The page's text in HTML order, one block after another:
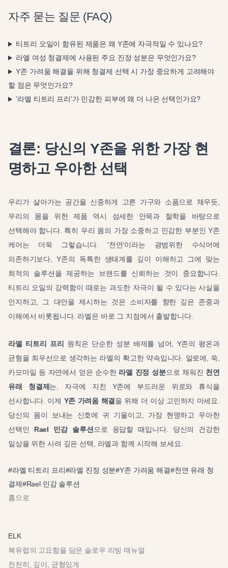
자주 묻는 질문 (FAQ)
티트리 오일이 함유된 제품은 왜 Y존에 자극적일 수 있나요?
라엘 여성 청결제에 사용된 주요 진정 성분은 무엇인가요?
Y존 가려움 해결을 위해 청결제 선택 시 가장 중요하게 고려해야
할 점은 무엇인가요?
'라엘 티트리 프리'가 민감한 피부에 왜 더 나은 선택인가요?
결론: 당신의 Y존을 위한 가장 현
명하고 우아한 선택
우리가 살아가는 공간을 신중하게 고른 가구와 소품으로 채우듯,
우리의 몸을 위한 제품 역시 섬세한 안목과 철학을 바탕으로
선택해야 합니다. 특히 우리 몸의 가장 소중하고 민감한 부분인 Y존
케어는 더욱 그렇습니다. '천연'이라는 광범위한 수식어에
의존하기보다, Y존의 독특한 생태계를 깊이 이해하고 그에 맞는
최적의 솔루션을 제공하는 브랜드를 신뢰하는 것이 중요합니다.
티트리 오일의 강력함이 때로는 과도한 자극이 될 수 있다는 사실을
인지하고, 그 대안을 제시하는 것은 소비자를 향한 깊은 존중과
이해에서 비롯됩니다. 라엘은 바로 그 지점에서 출발합니다.
라엘 티트리 프리 원칙은 단순한 성분 배제를 넘어, Y존의 평온과
균형을 최우선으로 생각하는 라엘의 확고한 약속입니다. 알로에, 쑥,
카모마일 등 자연에서 얻은 순수한 라엘 진정 성분으로 채워진 천연
유래 청결제는, 자극에 지친 Y존에 부드러운 위로와 휴식을
선사합니다. 이제 Y존 가려움 해결을 위해 더 이상 고민하지 마세요.
당신의 몸이 보내는 신호에 귀 기울이고, 가장 현명하고 우아한
선택인 Rael 민감 솔루션으로 응답할 때입니다. 당신의 건강한
일상을 위한 사려 깊은 선택, 라엘과 함께 시작해 보세요.
#라엘 티트리 프리#라엘 진정 성분#Y존 가려움 해결#천연 유래 청
결제#Rael 민감 솔루션
홈으로
ELK
북유럽의 고요함을 담은 슬로우 리빙 매뉴얼
천천히, 깊이, 균형있게